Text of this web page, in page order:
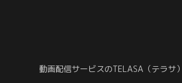
動画配信サービスのTELASA（テラサ）